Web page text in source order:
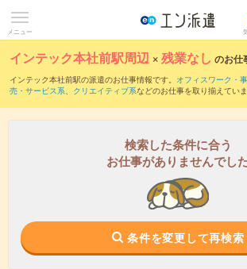
メニュー
インテック本社前駅周辺 ×残業なし のお仕
インテック本社前駅の派遣のお仕事情報です。 オフィスワーク・
売・サービス系、 クリエイティブ系などのお仕事を取り揃えてい
検索した条件に合う
お仕事がありませんでし
条件を変更して再検索